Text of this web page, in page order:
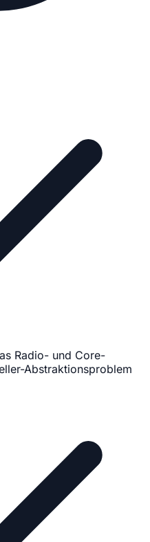
Radio- und Core-
Abstraktionsproblem